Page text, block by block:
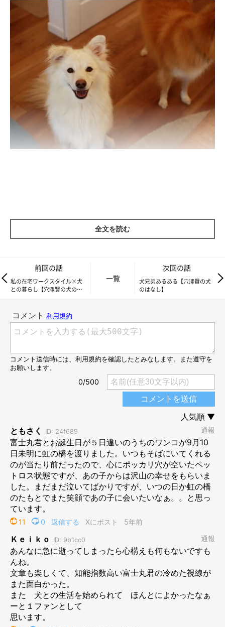
というか、そんな余裕はなかった。淡々と起こったことと、その
ときの心境を泣きながら書いただけだ。だから救われたと言われ
ても、どこか恥ずかしいような気持ちになる。それなら良かった
です、くらいしか言えない。
全文を読む
前回の話
私の在宅ワークスタイル×犬
との暮らし【穴澤賢の犬のは
一覧
次回の話
犬兄弟あるある【穴澤賢の犬
のはなし】